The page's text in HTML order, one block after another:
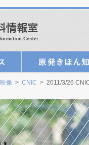
映像 > CNIC > 2011/3/26